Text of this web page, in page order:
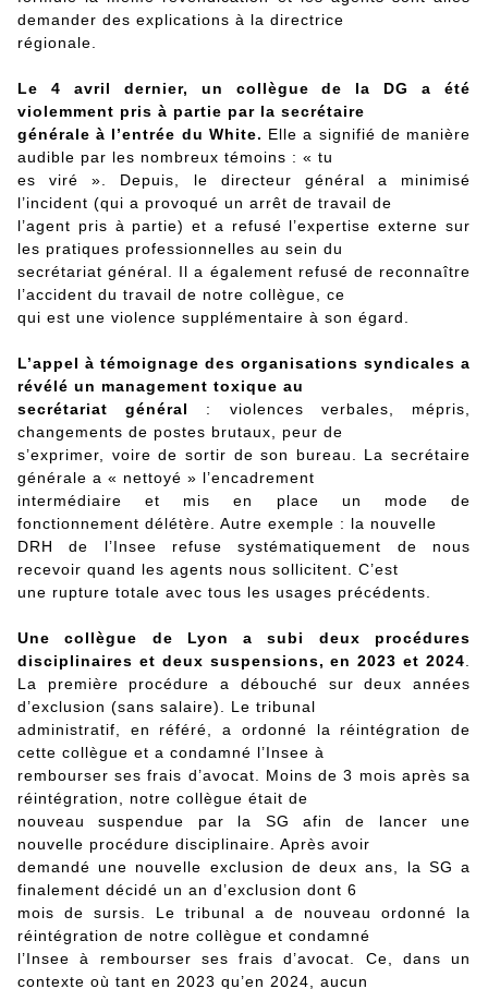
demander des explications à la directrice
régionale.
Le 4 avril dernier, un collègue de la DG a été
violemment pris à partie par la secrétaire
générale à l’entrée du White. Elle a signifié de manière
audible par les nombreux témoins : « tu
es viré ». Depuis, le directeur général a minimisé
l’incident (qui a provoqué un arrêt de travail de
l’agent pris à partie) et a refusé l’expertise externe sur
les pratiques professionnelles au sein du
secrétariat général. Il a également refusé de reconnaître
l’accident du travail de notre collègue, ce
qui est une violence supplémentaire à son égard.
L’appel à témoignage des organisations syndicales a
révélé un management toxique au
secrétariat général : violences verbales, mépris,
changements de postes brutaux, peur de
s’exprimer, voire de sortir de son bureau. La secrétaire
générale a « nettoyé » l’encadrement
intermédiaire et mis en place un mode de
fonctionnement délétère. Autre exemple : la nouvelle
DRH de l’Insee refuse systématiquement de nous
recevoir quand les agents nous sollicitent. C’est
une rupture totale avec tous les usages précédents.
Une collègue de Lyon a subi deux procédures
disciplinaires et deux suspensions, en 2023 et 2024
La première procédure a débouché sur deux années
d’exclusion (sans salaire). Le tribunal
administratif, en référé, a ordonné la réintégration de
cette collègue et a condamné l’Insee à
rembourser ses frais d’avocat. Moins de 3 mois après sa
réintégration, notre collègue était de
nouveau suspendue par la SG afin de lancer une
nouvelle procédure disciplinaire. Après avoir
demandé une nouvelle exclusion de deux ans, la SG a
finalement décidé un an d’exclusion dont 6
mois de sursis. Le tribunal a de nouveau ordonné la
réintégration de notre collègue et condamné
l’Insee à rembourser ses frais d’avocat. Ce, dans un
contexte où tant en 2023 qu’en 2024, aucun